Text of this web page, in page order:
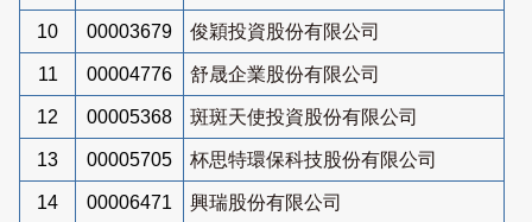
10 00003679 俊穎投資股份有限公司
11 00004776 舒晟企業股份有限公司
12 00005368 斑斑天使投資股份有限公司
13 00005705 杯思特環保科技股份有限公司
14 00006471 興瑞股份有限公司